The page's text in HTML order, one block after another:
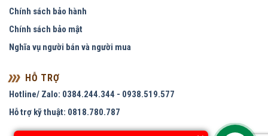
Chính sách bảo hành
Chính sách bảo mật
Nghĩa vụ người bán và người mua
HỖ TRỢ
Hotline/ Zalo: 0384.244.344 - 0938.519.577
Hỗ trợ kỹ thuật: 0818.780.787